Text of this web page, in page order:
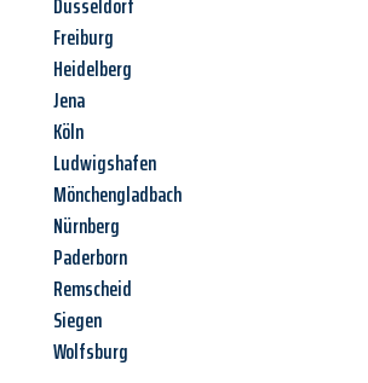
Freiburg
Heidelberg
Jena
Köln
Ludwigshafen
Mönchengladbach
Nürnberg
Paderborn
Remscheid
Siegen
Wolfsburg